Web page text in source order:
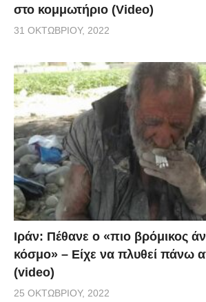
στο κομμωτήριο (Video)
31 ΟΚΤΩΒΡΊΟΥ, 2022
Ιράν: Πέθανε ο «πιο βρόμικος
κόσμο» – Είχε να πλυθεί πάνω
(video)
25 ΟΚΤΩΒΡΊΟΥ, 2022